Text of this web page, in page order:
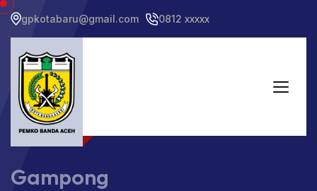
gpkotabaru@gmail.com 0812 xxxxx
Gampong